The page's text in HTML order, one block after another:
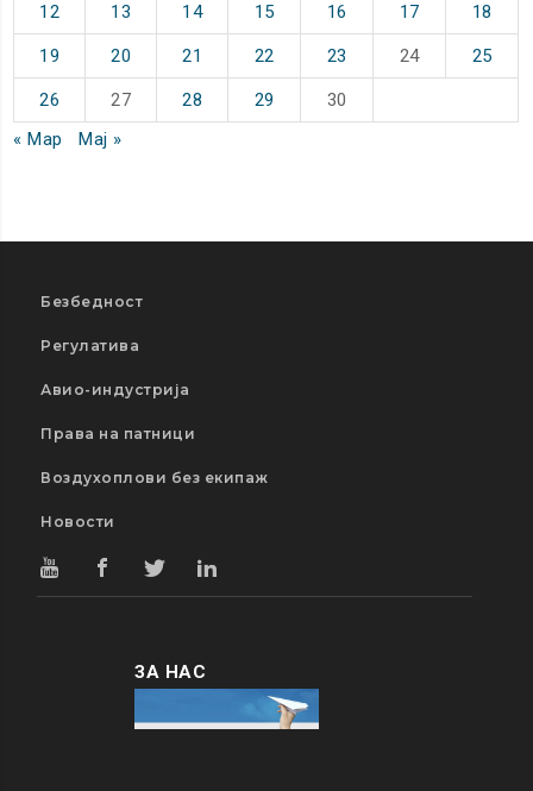
12 13 14 15 16 17 18
19 20 21 22 23 24 25
26 27 28 29
30
« Мар
Мај »
Безбедност
Регулатива
Авио-индустрија
Права на патници
Воздухоплови без екипаж
Новости
ЗА НАС